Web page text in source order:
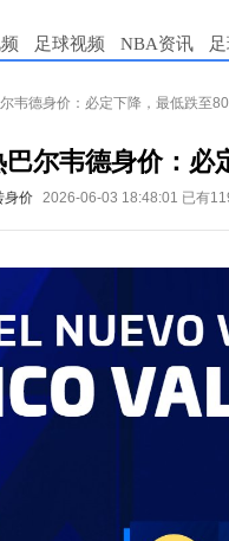
足球视频 NBA资讯
韦德身价：必定下降，最低跌至
尔韦德身价：必
身价 2026-06-03 18:48:01 已有